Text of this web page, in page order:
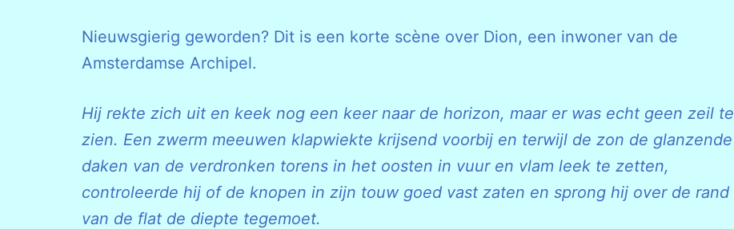
Nieuwsgierig geworden? Dit is een korte scène over Dion, een inwoner van de
Amsterdamse Archipel.
Hij rekte zich uit en keek nog een keer naar de horizon, maar er was echt geen zeil te
zien. Een zwerm meeuwen klapwiekte krijsend voorbij en terwijl de zon de glanzende
daken van de verdronken torens in het oosten in vuur en vlam leek te zetten,
controleerde hij of de knopen in zijn touw goed vast zaten en sprong hij over de rand
van de flat de diepte tegemoet.